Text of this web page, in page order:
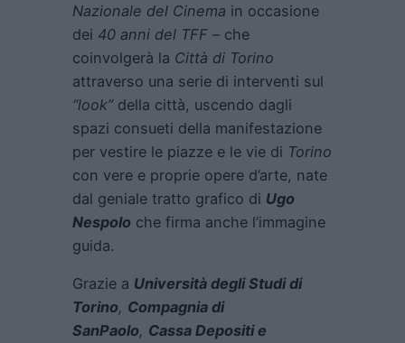
Nazionale del Cinema in occasione
dei 40 anni del TFF – che
coinvolgerà la Città di Torino
attraverso una serie di interventi sul
“look”della città, uscendo dagli
spazi consueti della manifestazione
per vestire le piazze e le vie di Torino
con vere e proprie opere d’arte, nate
dal geniale tratto grafico di Ugo
Nespolo che firma anche l’immagine
guida.
Grazie a Università degli Studi di
Torino, Compagnia di
SanPaolo, Cassa Depositi e